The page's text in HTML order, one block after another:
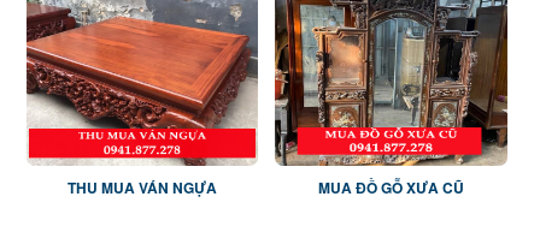
THU MUA VÁN NGỰA MUA ĐỒ GỖ XƯA CŨ